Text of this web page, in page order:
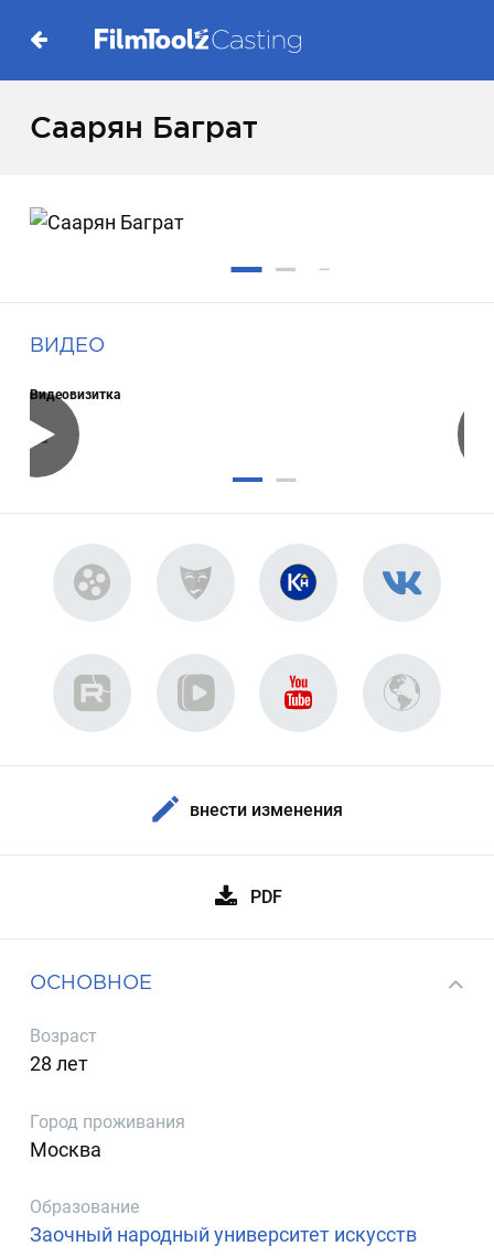
Саарян Баграт
ВИДЕО
Видеовизитка
внести изменения
PDF
ОСНОВНОЕ
Возраст
28 лет
Город проживания
Москва
Образование
Заочный народный университет искусств